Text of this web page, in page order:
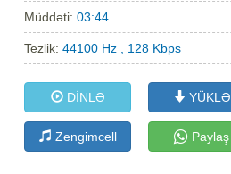
Müddəti:03:44
Tezlik:44100 Hz , 128 Kbps
DİNLƏ YÜKLƏ
Zengimcell Paylaş